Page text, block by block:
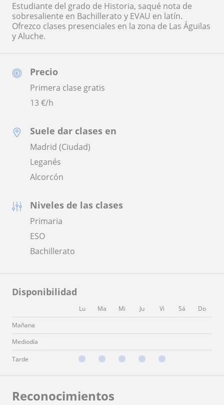
Precio
Primera clase gratis
13 €/h
Suele dar clases en
Madrid (Ciudad)
Leganés
Alcorcón
Niveles de las clases
Primaria
ESO
Bachillerato
Disponibilidad
Lu Ma Mi Ju Vi Sá
Do
Mañana
Mediodía
Tarde
Estudiante del grado de Historia, saqué nota de
sobresaliente en Bachillerato y EVAU en latín.
Ofrezco clases presenciales en la zona de Las Águilas
y Aluche.
Reconocimientos